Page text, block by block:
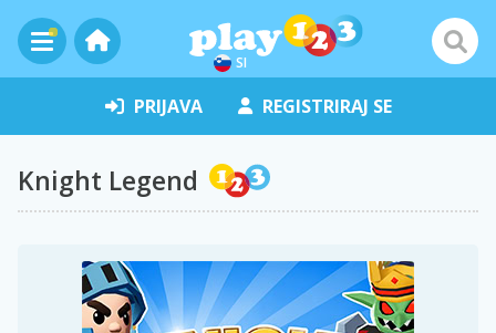
SI
PRIJAVA REGISTRIRAJ SE
Knight Legend